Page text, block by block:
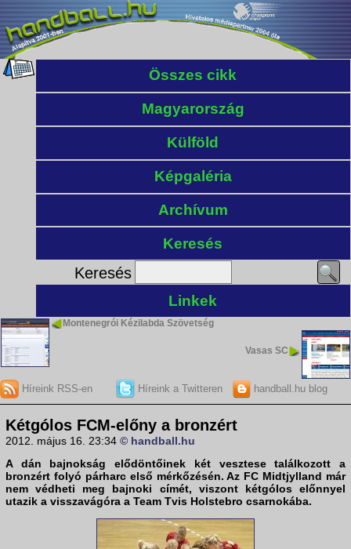
Összes cikk
Magyarország
Külföld
Képgaléria
Archívum
Keresés
Keresés
Linkek
Montenegrói Kézilabda Szövetség
Vasas SC
Híreink RSS-en Híreink a Twitteren handball.hu blog
Kétgólos FCM-előny a bronzért
2012. május 16. 23:34 © handball.hu
A dán bajnokság elődöntőinek két vesztese találkozott a
bronzért folyó párharc első mérkőzésén. Az FC Midtjylland már
nem védheti meg bajnoki címét, viszont kétgólos előnnyel
utazik a visszavágóra a Team Tvis Holstebro csarnokába.